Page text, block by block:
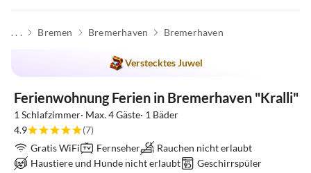
. . . Bremen Bremerhaven Bremerhaven
Verstecktes Juwel
Ferienwohnung Ferien in Bremerhaven "Kralli"
1 Schlafzimmer· Max. 4 Gäste· 1 Bäder
4.9
(7)
Gratis WiFi
Fernseher
Rauchen nicht erlaubt
Haustiere und Hunde nicht erlaubt
Geschirrspüler